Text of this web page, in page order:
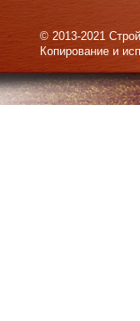
© 2013-2021
Копирование и